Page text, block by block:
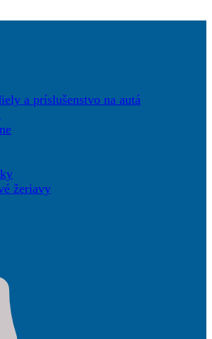
a príslušenstvo na autá
žeriavy